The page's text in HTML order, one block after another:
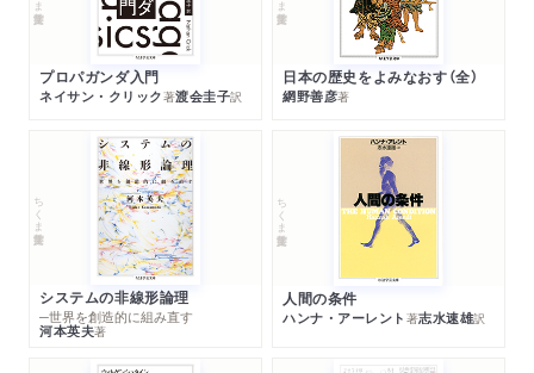
プロパガンダ入門
ネイサン・クリック著渡会圭子訳
日本の歴史をよみなおす（全）
網野善彦著
ちくま学芸文庫
システムの非線形論理
─世界を創造的に組み直す
河本英夫著
ちくま学芸文庫
人間の条件
ハンナ・アーレント 著志水速雄訳